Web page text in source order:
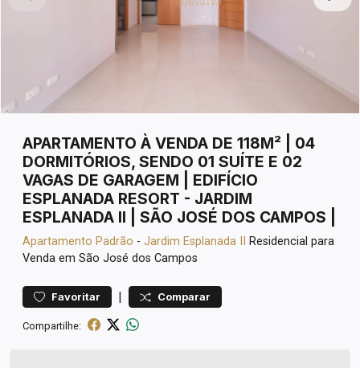
APARTAMENTO À VENDA DE 118M² | 04
DORMITÓRIOS, SENDO 01 SUÍTE E 02
VAGAS DE GARAGEM | EDIFÍCIO
ESPLANADA RESORT - JARDIM
ESPLANADA II | SÃO JOSÉ DOS CAMPOS |
Apartamento Padrão - Jardim Esplanada II
Residencial para
Venda em São José dos Campos
Favoritar | Comparar
Compartilhe: